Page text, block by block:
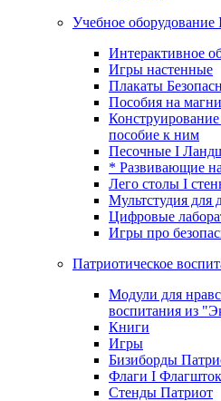
Учебное оборудование
Интерактивное
Игры настенные
Плакаты
Пособия на
пособие к ним
Песочные I
* Развивающие
Лего столы I
Мультстудия для
Цифровые
Игры про
Патриотическое
Модули для
воспитания из
Книги
Игры
Бизиборды
Флаги I
Стенды Патриот